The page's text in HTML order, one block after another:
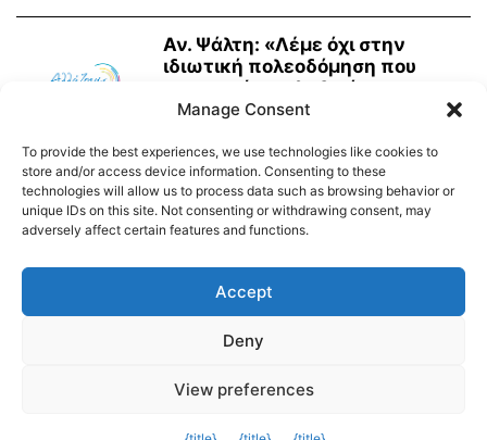
Αν. Ψάλτη: «Λέμε όχι στην
ιδιωτική πολεοδόμηση που
υπηρετεί εργολαβικά
συμφέροντα»
Δημοτικό Λιμενικό Ταμείο Τήνου – Άνδρου
© 2026
Manage Consent
To provide the best experiences, we use technologies like cookies to
store and/or access device information. Consenting to these
technologies will allow us to process data such as browsing behavior or
unique IDs on this site. Not consenting or withdrawing consent, may
adversely affect certain features and functions.
Accept
Deny
View preferences